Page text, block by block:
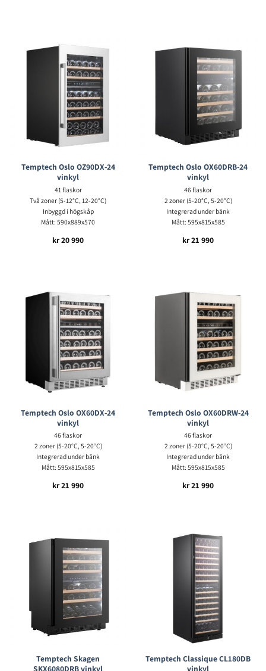
Temptech Oslo OZ90DX-24
vinkyl
41 flaskor
Två zoner (5-12°C, 12-20°C)
Inbyggd i högskåp
Mått: 590x889x570
kr20 990
Temptech Oslo OX60DRB-24
vinkyl
46 flaskor
2 zoner (5-20°C, 5-20°C)
Integrerad under bänk
Mått: 595x815x585
kr21 990
Temptech Oslo OX60DX-24
vinkyl
46 flaskor
2 zoner (5-20°C, 5-20°C)
Integrerad under bänk
Mått: 595x815x585
kr21 990
Temptech Oslo OX60DRW-24
vinkyl
46 flaskor
2 zoner (5-20°C, 5-20°C)
Integrerad under bänk
Mått: 595x815x585
kr21 990
Temptech Skagen
SKX6080DRB vinkyl
Temptech Classique CL180DB
vinkyl